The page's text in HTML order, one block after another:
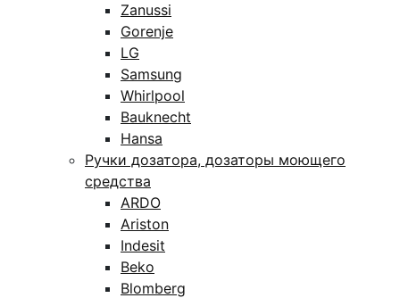
Zanussi
Gorenje
LG
Samsung
Whirlpool
Bauknecht
Hansa
Ручки дозатора, дозаторы моющего
средства
ARDO
Ariston
Indesit
Beko
Blomberg